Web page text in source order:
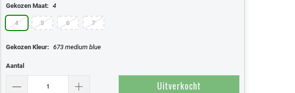
Gekozen Maat: 4
4 5 6 7
Gekozen Kleur: 673 medium blue
Aantal
Uitverkocht